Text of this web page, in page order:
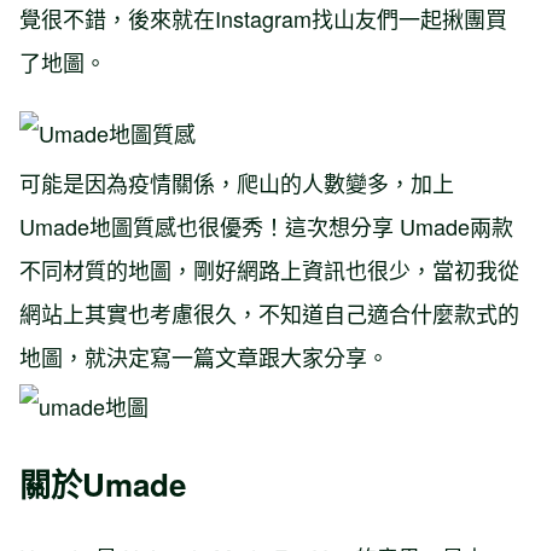
覺很不錯，後來就在Instagram找山友們一起揪團買
了地圖。
可能是因為疫情關係，爬山的人數變多，加上
Umade地圖質感也很優秀！這次想分享 Umade兩款
不同材質的地圖，剛好網路上資訊也很少，當初我從
網站上其實也考慮很久，不知道自己適合什麼款式的
地圖，就決定寫一篇文章跟大家分享。
關於Umade